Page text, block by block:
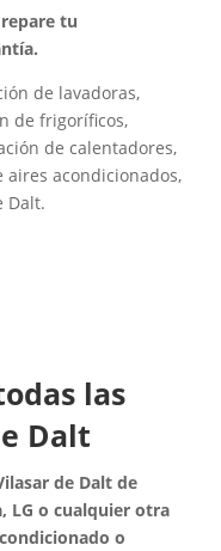
tu
de lavadoras,
de frigoríficos,
de calentadores,
acondicionados,
Dalt.
las
Dalt
de Dalt de
LG o cualquier otra
o